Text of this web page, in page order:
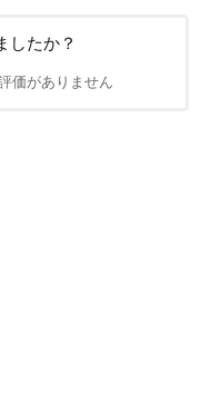
したか？
価がありません